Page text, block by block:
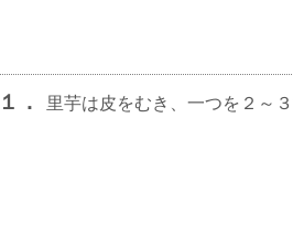
１． 里芋は皮をむき、一つを２～